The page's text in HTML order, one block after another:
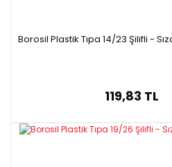
Borosil Plastik Tıpa 14/23 Şilifli -
119,83 TL